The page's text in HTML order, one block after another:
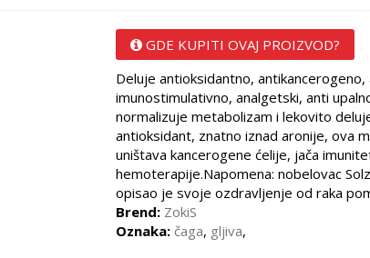
GDE KUPITI OVAJ PROIZVOD?
Deluje antioksidantno,
imunostimulativno, analgetski, anti
normalizuje metabolizam i lekovito
antioksidant, znatno iznad aronije, ova
uništava kancerogene ćelije, jača
hemoterapije.Napomena: nobelovac
opisao je svoje ozdravljenje od raka
Brend: ZokiS
Oznaka: čaga, gljiva,